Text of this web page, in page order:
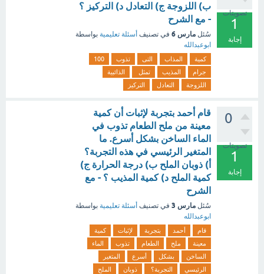
تصويتات
1
إجابة
ب) اللزوجة ج) التعادل د) التركيز ؟
- مع الشرح
سُئل مارس 6 في تصنيف أسئلة تعليمية بواسطة
ابوعبدالله
كمية المذاب التى تذوب
100
جرام
المذيب تمثل
الذائبية
اللزوجة
التعادل التركيز
0
تصويتات
1
إجابة
قام أحمد بتجربة لإثبات أن كمية
معينة من ملح الطعام تذوب في
الماء الساخن بشكل أسرع. ما
المتغير الرئيسي في هذه التجربة؟
أ) ذوبان الملح ب) درجة الحرارة ج)
كمية الملح د) كمية المذيب ؟ - مع
الشرح
سُئل مارس 3 في تصنيف أسئلة تعليمية بواسطة
ابوعبدالله
قام أحمد بتجربة لإثبات
كمية
معينة
ملح الطعام تذوب
الماء
الساخن
بشكل أسرع
المتغير
الرئيسي
التجربة؟ ذوبان
الملح